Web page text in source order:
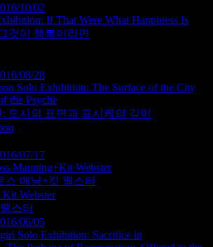
10/02
If That Were What Happiness Is
것이 행복이라면
08/28
Solo Exhibition: The Surface of the City
the Psyche
도시의 표면과 프시케의 깊이
07/17
Manning+Kit Webster
스 매닝+킷 웹스터
Kit Webster
스터
06/05
Solo Exhibition: Sacrifice in